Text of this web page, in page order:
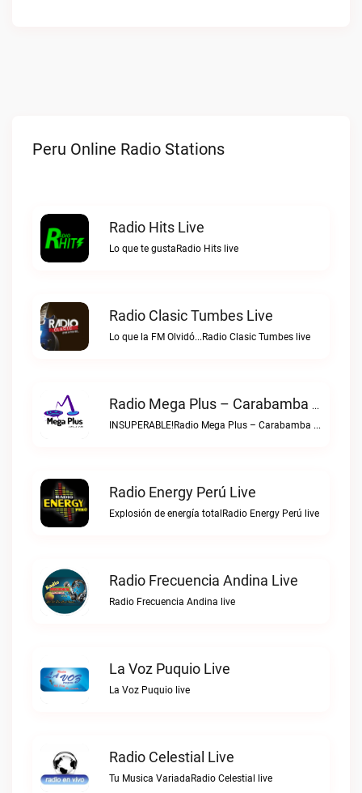
Peru Online Radio Stations
Radio Hits Live
Lo que te gustaRadio Hits live
Radio Clasic Tumbes Live
Lo que la FM Olvidó...Radio Clasic Tumbes live
Radio Mega Plus – Carabamba Live
INSUPERABLE!Radio Mega Plus – Carabamba live
Radio Energy Perú Live
Explosión de energía totalRadio Energy Perú live
Radio Frecuencia Andina Live
Radio Frecuencia Andina live
La Voz Puquio Live
La Voz Puquio live
Radio Celestial Live
Tu Musica VariadaRadio Celestial live